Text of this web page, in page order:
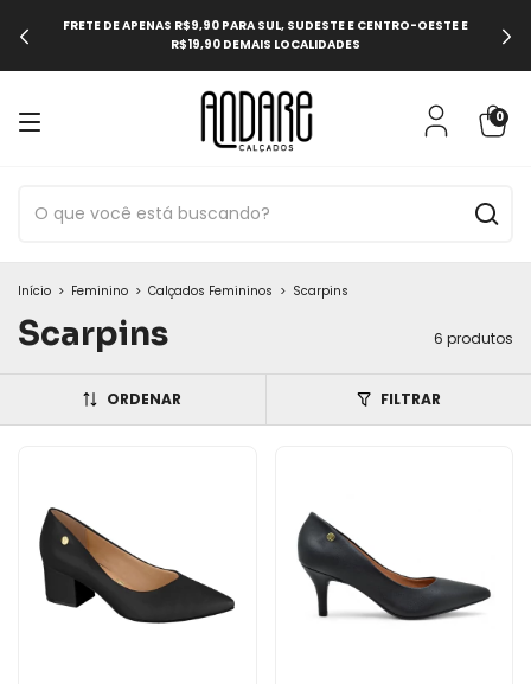
FRETE DE APENAS R$9,90 PARA SUL, SUDESTE E CENTRO-OESTE E
R$19,90 DEMAIS LOCALIDADES
0
Início > Feminino > Calçados Femininos > Scarpins
Scarpins 6 produtos
ORDENAR FILTRAR